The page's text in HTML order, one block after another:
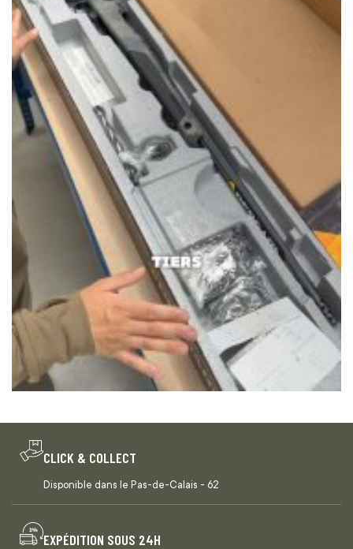
CLICK & COLLECT
Disponible dans le Pas-de-Calais - 62
EXPÉDITION SOUS 24H